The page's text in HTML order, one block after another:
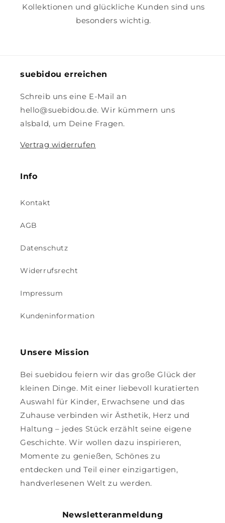
Kollektionen und glückliche Kunden sind uns
besonders wichtig.
suebidou erreichen
Schreib uns eine E-Mail an
hello@suebidou.de. Wir kümmern uns
alsbald, um Deine Fragen.
Vertrag widerrufen
Info
Kontakt
AGB
Datenschutz
Widerrufsrecht
Impressum
Kundeninformation
Unsere Mission
Bei suebidou feiern wir das große Glück der
kleinen Dinge. Mit einer liebevoll kuratierten
Auswahl für Kinder, Erwachsene und das
Zuhause verbinden wir Ästhetik, Herz und
Haltung – jedes Stück erzählt seine eigene
Geschichte. Wir wollen dazu inspirieren,
Momente zu genießen, Schönes zu
entdecken und Teil einer einzigartigen,
handverlesenen Welt zu werden.
Newsletteranmeldung